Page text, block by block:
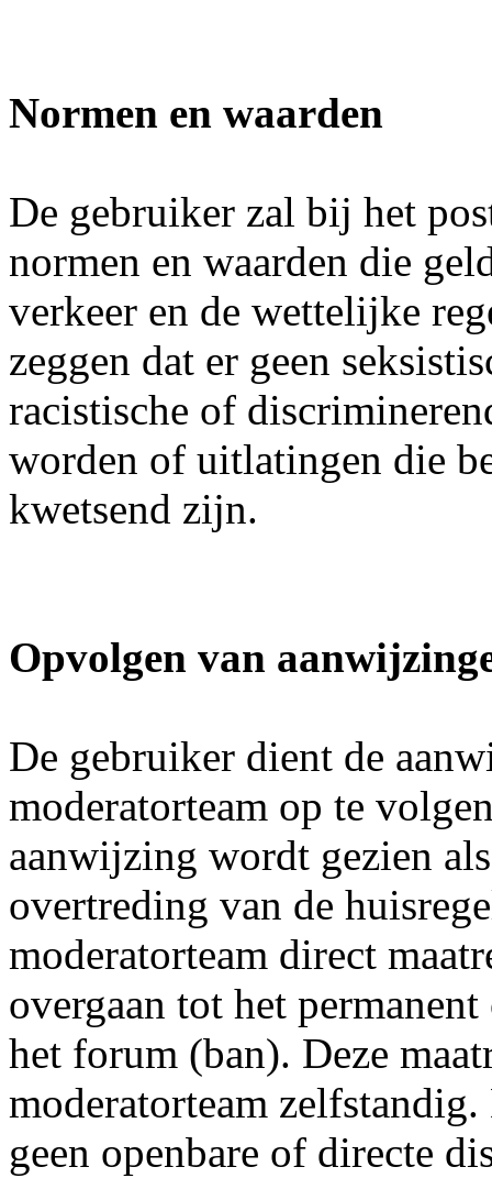
Normen en waarden
De gebruiker zal bij het
normen en waarden die
verkeer en de wettelijke
zeggen dat er geen
racistische of
worden of uitlatingen die
kwetsend zijn.
Opvolgen van
De gebruiker dient de
moderatorteam op te
aanwijzing wordt gezien
overtreding van de
moderatorteam direct
overgaan tot het
het forum (ban). Deze
moderatorteam
geen openbare of directe